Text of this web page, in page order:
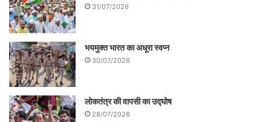
31/07/2026
भयमुक्त भारत का अधूरा स्वप्न
30/07/2026
लोकतंत्र की वापसी का उद्घोष
28/07/2026